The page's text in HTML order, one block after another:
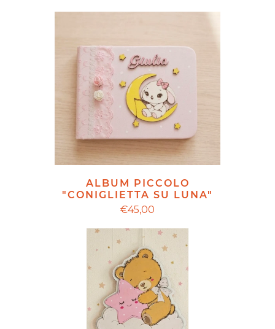
ALBUM PICCOLO
"CONIGLIETTA SU LUNA"
€45,00